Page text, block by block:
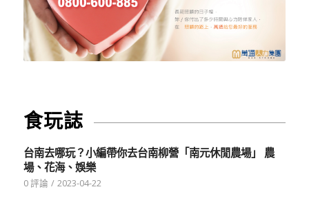
食玩誌
台南去哪玩？小編帶你去台南柳營「南元休閒農場」 農
場、花海、娛樂
0 評論 / 2023-04-22